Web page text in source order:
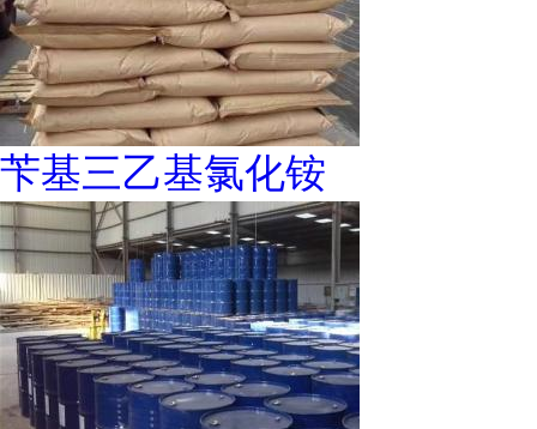
苄基三乙基氯化铵